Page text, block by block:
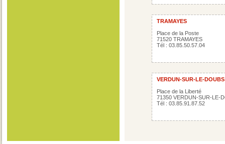
TRAMAYES
Place de la Poste
71520 TRAMAYES
Tél : 03.85.50.57.04
VERDUN-SUR-LE-DOUBS
Place de la Liberté
71350 VERDUN-SUR-LE-
Tél : 03.85.91.87.52